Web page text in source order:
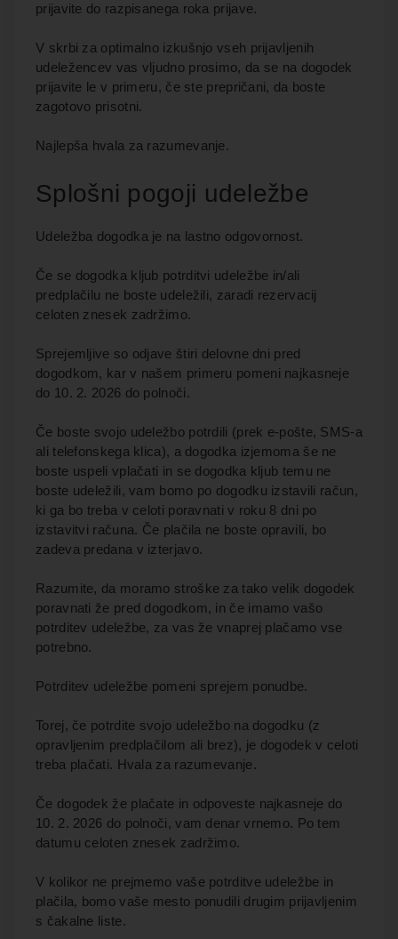
prijavite do razpisanega roka prijave.
V skrbi za optimalno izkušnjo vseh prijavljenih
udeležencev vas vljudno prosimo, da se na dogodek
prijavite le v primeru, če ste prepričani, da boste
zagotovo prisotni.
Najlepša hvala za razumevanje.
Splošni pogoji udeležbe
Udeležba dogodka je na lastno odgovornost.
Če se dogodka kljub potrditvi udeležbe in/ali
predplačilu ne boste udeležili, zaradi rezervacij
celoten znesek zadržimo.
Sprejemljive so odjave štiri delovne dni pred
dogodkom, kar v našem primeru pomeni najkasneje
do 10. 2. 2026 do polnoči.
Če boste svojo udeležbo potrdili (prek e-pošte, SMS-a
ali telefonskega klica), a dogodka izjemoma še ne
boste uspeli vplačati in se dogodka kljub temu ne
boste udeležili, vam bomo po dogodku izstavili račun,
ki ga bo treba v celoti poravnati v roku 8 dni po
izstavitvi računa. Če plačila ne boste opravili, bo
zadeva predana v izterjavo.
Razumite, da moramo stroške za tako velik dogodek
poravnati že pred dogodkom, in če imamo vašo
potrditev udeležbe, za vas že vnaprej plačamo vse
potrebno.
Potrditev udeležbe pomeni sprejem ponudbe.
Torej, če potrdite svojo udeležbo na dogodku (z
opravljenim predplačilom ali brez), je dogodek v celoti
treba plačati. Hvala za razumevanje.
Če dogodek že plačate in odpoveste najkasneje do
10. 2. 2026 do polnoči, vam denar vrnemo. Po tem
datumu celoten znesek zadržimo.
V kolikor ne prejmemo vaše potrditve udeležbe in
plačila, bomo vaše mesto ponudili drugim prijavljenim
s čakalne liste.